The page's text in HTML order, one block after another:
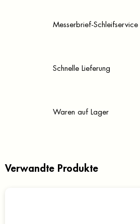
Messerbrief-Schleifservice
Schnelle Lieferung
Waren auf Lager
Verwandte Produkte